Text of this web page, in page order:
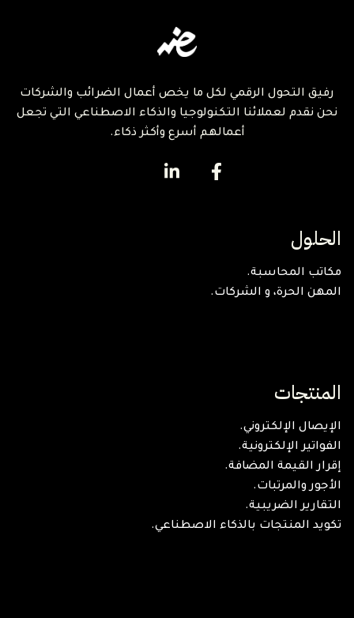
رفيق التحول الرقمي لكل ما يخص أعمال الضرائب والشركات
نحن نقدم لعملائنا التكنولوجيا والذكاء الاصطناعي التي تجعل
أعمالهم أسرع وأكثر ذكاء.
الحلول
مكاتب المحاسبة.
المهن الحرة، و الشركات.
المنتجات
الإيصال الإلكتروني.
الفواتير الإلكترونية.
إقرار القيمة المضافة.
الأجور والمرتبات.
التقارير الضريبية.
تكويد المنتجات بالذكاء الاصطناعي.